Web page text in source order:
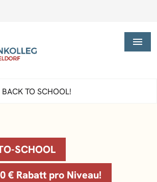
BACK TO SCHOOL!
SCHOOL
€ Rabatt pro Niveau!